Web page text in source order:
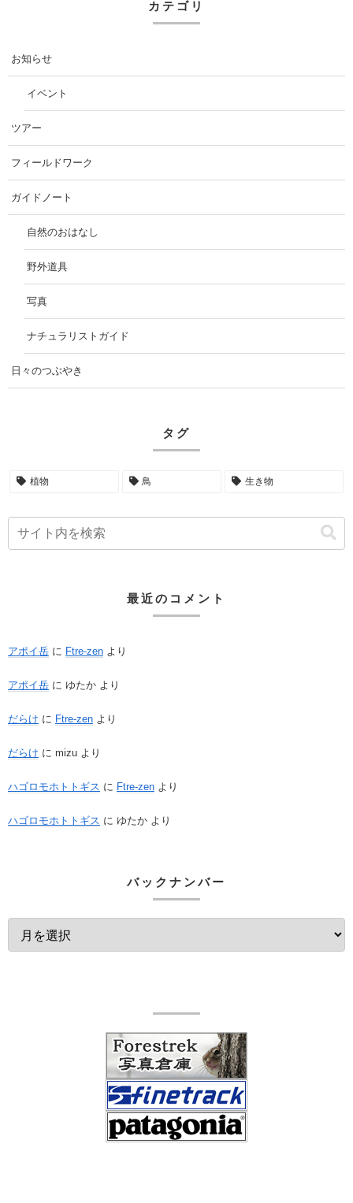
カテゴリ
お知らせ
イベント
ツアー
フィールドワーク
ガイドノート
自然のおはなし
野外道具
写真
ナチュラリストガイド
日々のつぶやき
タグ
植物 鳥 生き物
最近のコメント
アポイ岳 に Ftre-zen より
アポイ岳 に ゆたか より
だらけ に Ftre-zen より
だらけ に mizu より
ハゴロモホトトギス に Ftre-zen より
ハゴロモホトトギス に ゆたか より
バックナンバー